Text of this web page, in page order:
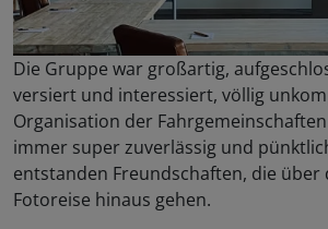
Die Gruppe war großartig,
versiert und interessiert, völlig
Organisation der
immer super zuverlässig und
entstanden Freundschaften, die über
Fotoreise hinaus gehen.